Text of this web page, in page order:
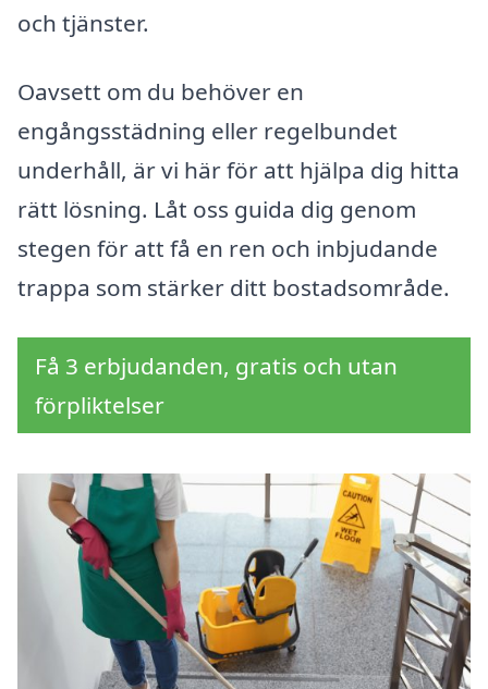
och tjänster.
Oavsett om du behöver en
engångsstädning eller regelbundet
underhåll, är vi här för att hjälpa dig hitta
rätt lösning. Låt oss guida dig genom
stegen för att få en ren och inbjudande
trappa som stärker ditt bostadsområde.
Få 3 erbjudanden, gratis och utan
förpliktelser